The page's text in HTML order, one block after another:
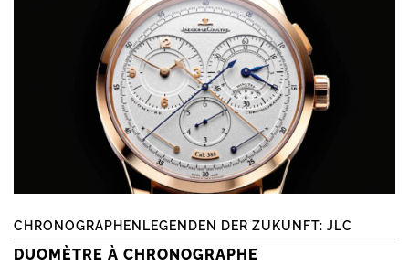
CHRONOGRAPHENLEGENDEN DER ZUKUNFT: JLC
DUOMÈTRE À CHRONOGRAPHE